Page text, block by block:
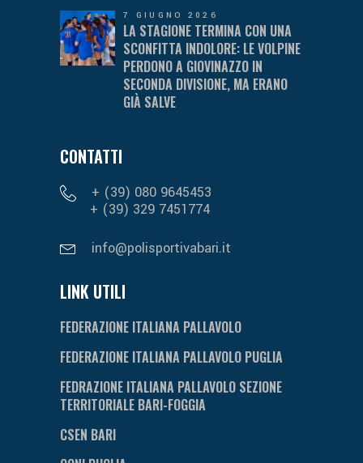
7 GIUGNO 2026
LA STAGIONE TERMINA CON UNA
SCONFITTA INDOLORE: LE VOLPINE
PERDONO A GIOVINAZZO IN
SECONDA DIVISIONE, MA ERANO
GIÀ SALVE
CONTATTI
+ (39) 080 9645453
+ (39) 329 7451774
info@polisportivabari.it
LINK UTILI
FEDERAZIONE ITALIANA PALLAVOLO
FEDERAZIONE ITALIANA PALLAVOLO PUGLIA
FEDRAZIONE ITALIANA PALLAVOLO SEZIONE
TERRITORIALE BARI-FOGGIA
CSEN BARI